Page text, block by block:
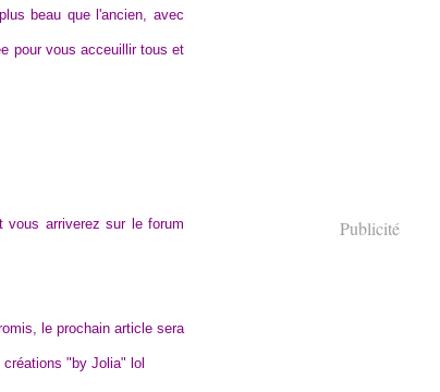
beau que l'ancien, avec
pour vous acceuillir tous et
vous arriverez sur le forum
le prochain article sera
"by Jolia" lol
Publicité